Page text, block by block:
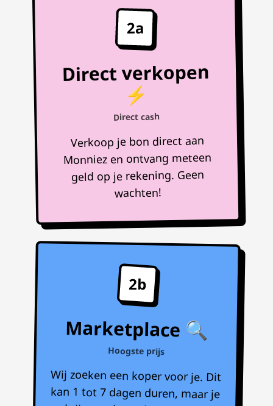
2a
Direct verkopen
⚡
Direct cash
Verkoop je bon direct aan
Monniez en ontvang meteen
geld op je rekening. Geen
wachten!
2b
Marketplace 🔍
Hoogste prijs
Wij zoeken een koper voor je. Dit
kan 1 tot 7 dagen duren, maar je